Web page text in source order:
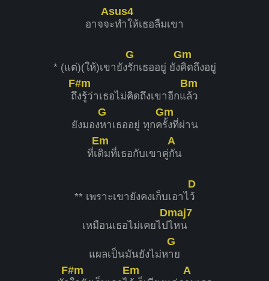
อาจจ
Asus4
ะทำให้เธอลืมเขา
* (แต่)(ให้)เขายัง
G
รักเธออยู่ ยัง
Gm
คิดถึงอยู่
ถึ
F#m
งรู้ว่าเธอไม่คิดถึงเขาอีกแ
Bm
ล้ว
ยังมอง
G
หาเธออยู่ ทุกค
Gm
รั้งที่ผ่าน
ที่เ
Em
ดิมที่เธอกับเขาคู่
A
กัน
** เพราะเขายังคงเก็บเอาไ
D
ว้
เหมือนเธอไม่เคยไป
Dmaj7
ไหน
แผลเป็นมันยังไม่ห
G
าย
F#m Em A